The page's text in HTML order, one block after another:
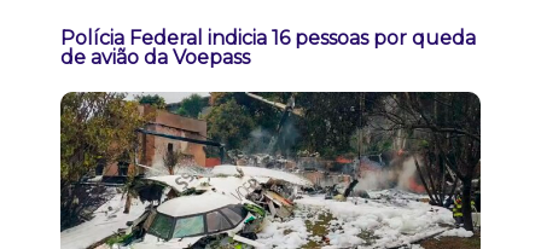
Polícia Federal indicia 16 pessoas por queda
de avião da Voepass